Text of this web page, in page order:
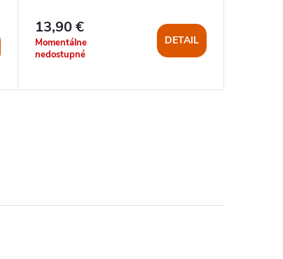
13,90 €
Momentálne
nedostupné
DETAIL